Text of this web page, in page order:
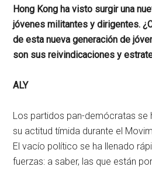
Hong Kong ha visto surgir una
jóvenes militantes y dirigentes.
de esta nueva generación de
son sus reivindicaciones y
ALY
Los partidos pan-demócratas se
su actitud tímida durante el
El vacío político se ha llenado
fuerzas: a saber, las que están